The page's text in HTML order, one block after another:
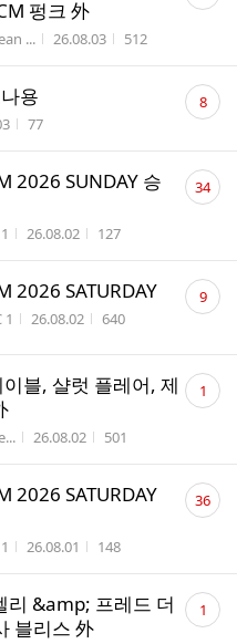
펑크 外
... 작성시간
26.08.03 조회수
512
용
조회수
77
댓
글 8
2026 SUNDAY 승
작성시간
26.08.02 조회수
127
댓
글34
2026 SATURDAY
1 작성시간
26.08.02 조회수
640
댓
글 9
블, 샬럿 플레어, 제
작성시간
26.08.02 조회수
501
댓
글 1
2026 SATURDAY
작성시간
26.08.01 조회수
148
댓
글36
리 &amp; 프레드 더
블리스 外
댓
글 1